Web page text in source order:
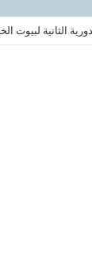
الثانية لبيوت